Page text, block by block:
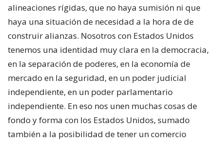
alineaciones rígidas, que no haya sumisión ni que
haya una situación de necesidad a la hora de de
construir alianzas. Nosotros con Estados Unidos
tenemos una identidad muy clara en la democracia,
en la separación de poderes, en la economía de
mercado en la seguridad, en un poder judicial
independiente, en un poder parlamentario
independiente. En eso nos unen muchas cosas de
fondo y forma con los Estados Unidos, sumado
también a la posibilidad de tener un comercio